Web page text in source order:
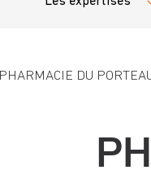
PHARMACIE DU